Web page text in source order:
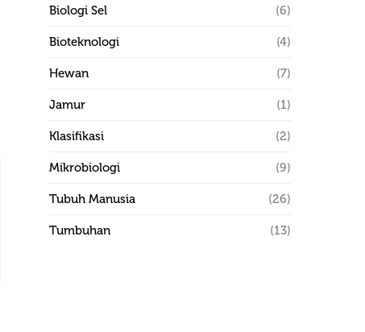
Biologi Sel (6)
Bioteknologi (4)
Hewan (7)
Jamur (1)
Klasifikasi (2)
Mikrobiologi (9)
Tubuh Manusia (26)
Tumbuhan (13)